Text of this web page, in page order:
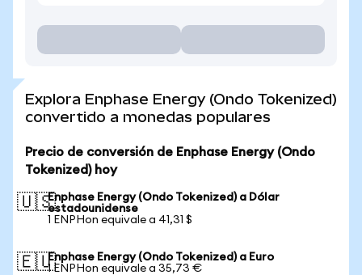
Explora Enphase Energy (Ondo Tokenized)
convertido a monedas populares
Precio de conversión de Enphase Energy (Ondo
Tokenized) hoy
🇺🇸Enphase Energy (Ondo Tokenized) a Dólar
estadounidense
1 ENPHon equivale a 41,31 $
🇪🇺Enphase Energy (Ondo Tokenized) a Euro
1 ENPHon equivale a 35,73 €